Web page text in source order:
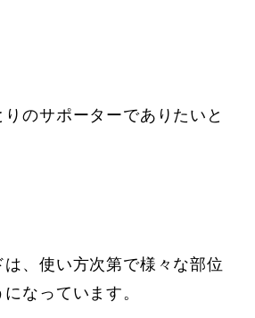
りのサポーターでありたいと
、使い方次第で様々な部位
なっています。